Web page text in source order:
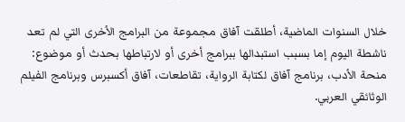
خلال السنوات الماضية، أطلقت آفاق مجموعة من البرامج الأخرى التي لم تعد
ناشطة اليوم إما بسبب استبدالها ببرامج أخرى أو لارتباطها بحدث أو موضوع:
منحة الأدب، برنامج آفاق لكتابة الرواية، تقاطعات، آفاق أكسبرس وبرنامج الفيلم
الوثائقي العربي.